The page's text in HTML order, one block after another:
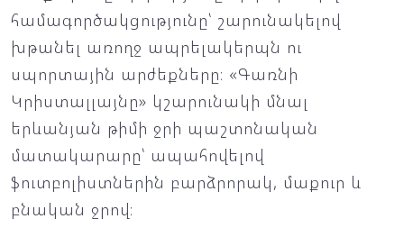
համագործակցությունը՝ շարունակելով
խթանել առողջ ապրելակերպն ու
սպորտային արժեքները։ «Գառնի
Կրիստալլայնը» կշարունակի մնալ
երևանյան թիմի ջրի պաշտոնական
մատակարարը՝ ապահովելով
ֆուտբոլիստներին բարձրորակ, մաքուր և
բնական ջրով։